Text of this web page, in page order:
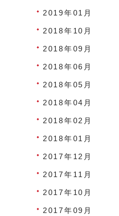
2019年01月
2018年10月
2018年09月
2018年06月
2018年05月
2018年04月
2018年02月
2018年01月
2017年12月
2017年11月
2017年10月
2017年09月